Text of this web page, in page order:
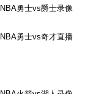
NBA勇士vs爵士录像
NBA勇士vs奇才直播